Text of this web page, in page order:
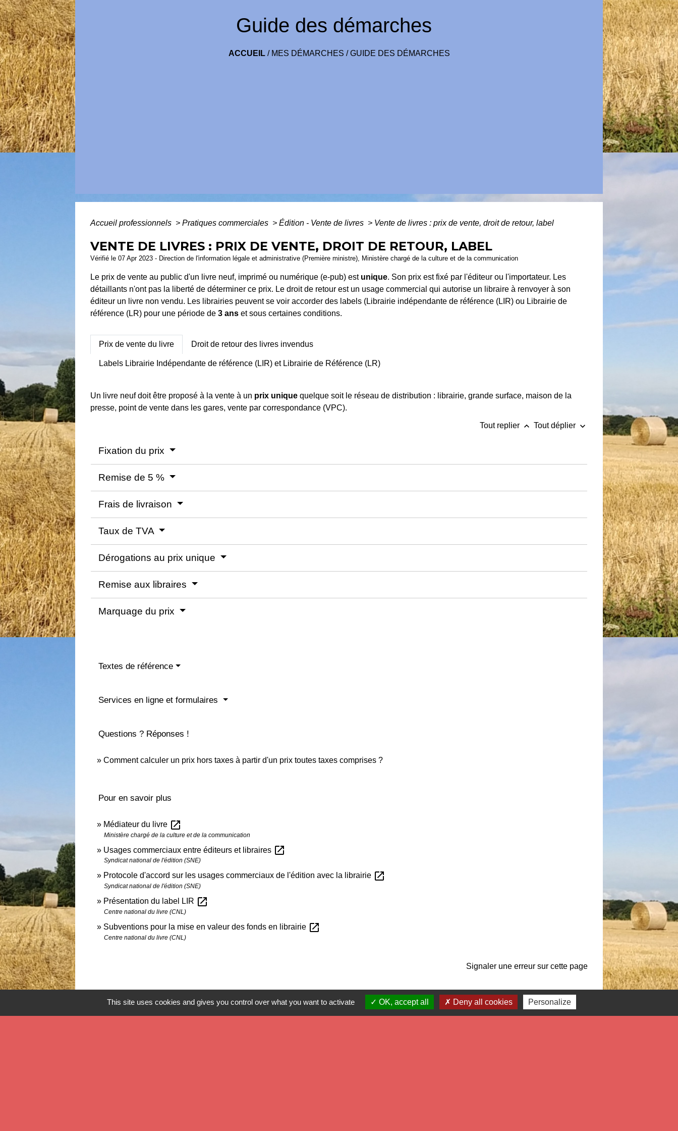
Guide des démarches
ACCUEIL/ MES DÉMARCHES /GUIDE DES DÉMARCHES
Accueil professionnels > Pratiques commerciales > Édition - Vente de livres > Vente de livres : prix de vente, droit de retour, label
VENTE DE LIVRES : PRIX DE VENTE, DROIT DE RETOUR, LABEL
Vérifié le 07 Apr 2023 - Direction de l'information légale et administrative (Première ministre), Ministère chargé de la culture et de la communication
Le prix de vente au public d'un livre neuf, imprimé ou numérique (e-pub) est unique. Son prix est fixé par l'éditeur ou l'importateur. Les
détaillants n'ont pas la liberté de déterminer ce prix. Le droit de retour est un usage commercial qui autorise un libraire à renvoyer à son
éditeur un livre non vendu. Les librairies peuvent se voir accorder des labels (Librairie indépendante de référence (LIR) ou Librairie de
référence (LR) pour une période de3 ans et sous certaines conditions.
Prix de vente du livre Droit de retour des livres invendus
Labels Librairie Indépendante de référence (LIR) et Librairie de Référence (LR)
Un livre neuf doit être proposé à la vente à un prix unique quelque soit le réseau de distribution : librairie, grande surface, maison de la
presse, point de vente dans les gares, vente par correspondance (VPC).
Tout replier keyboard_arrow_up Tout déplier keyboard_arrow_down
Fixation du prix
Remise de 5 %
Frais de livraison
Taux de TVA
Dérogations au prix unique
Remise aux libraires
Marquage du prix
Textes de référence
Services en ligne et formulaires
Questions ? Réponses !
Comment calculer un prix hors taxes à partir d'un prix toutes taxes comprises ?
Pour en savoir plus
Médiateur du livre open_in_new
Ministère chargé de la culture et de la communication
Usages commerciaux entre éditeurs et libraires open_in_new
Syndicat national de l'édition (SNE)
Protocole d'accord sur les usages commerciaux de l'édition avec la librairie open_in_new
Syndicat national de l'édition (SNE)
Présentation du label LIR open_in_new
Centre national du livre (CNL)
Subventions pour la mise en valeur des fonds en librairie open_in_new
Centre national du livre (CNL)
Signaler une erreur sur cette page
This site uses cookies and gives you control over what you want to activate OK, accept all Deny all cookies Personalize